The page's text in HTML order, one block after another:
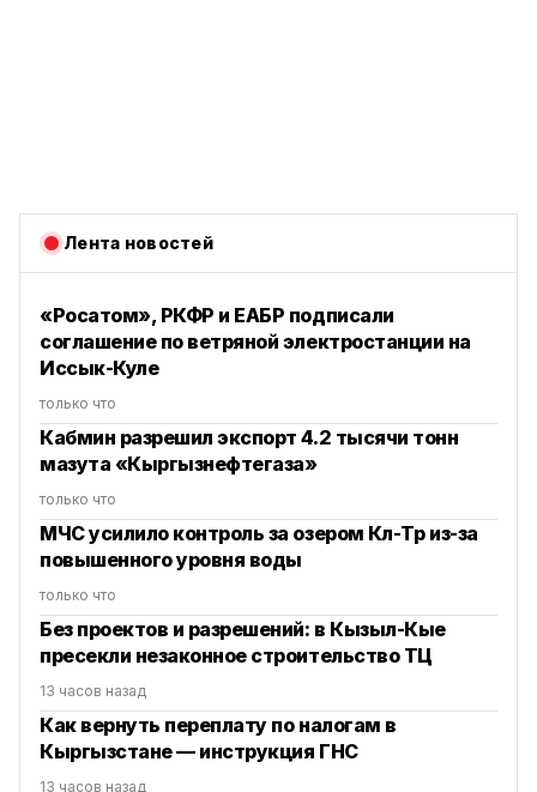
Лента новостей
«Росатом», РКФР и ЕАБР подписали
соглашение по ветряной электростанции на
Иссык-Куле
только что
Кабмин разрешил экспорт 4.2 тысячи тонн
мазута «Кыргызнефтегаза»
только что
МЧС усилило контроль за озером Көл-Төр из-за
повышенного уровня воды
только что
Без проектов и разрешений: в Кызыл-Кые
пресекли незаконное строительство ТЦ
13 часов назад
Как вернуть переплату по налогам в
Кыргызстане — инструкция ГНС
13 часов назад